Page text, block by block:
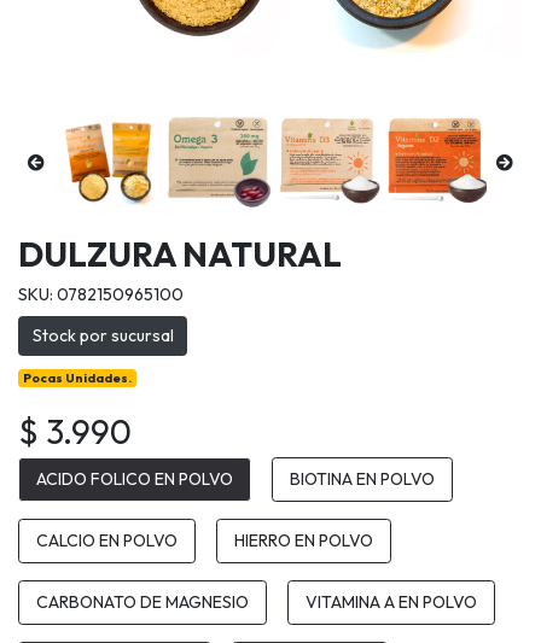
DULZURA NATURAL
SKU: 0782150965100
Stock por sucursal
Pocas Unidades.
$ 3.990
ACIDO FOLICO EN POLVO BIOTINA EN POLVO
CALCIO EN POLVO HIERRO EN POLVO
CARBONATO DE MAGNESIO VITAMINA A EN POLVO